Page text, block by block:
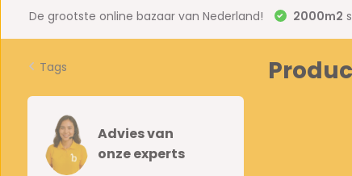
De grootste online bazaar van Nederland! 2000m2
Tags
Advies van
onze experts